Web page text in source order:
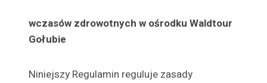
wczasów zdrowotnych w ośrodku Waldtour
Gołubie
Niniejszy Regulamin reguluje zasady